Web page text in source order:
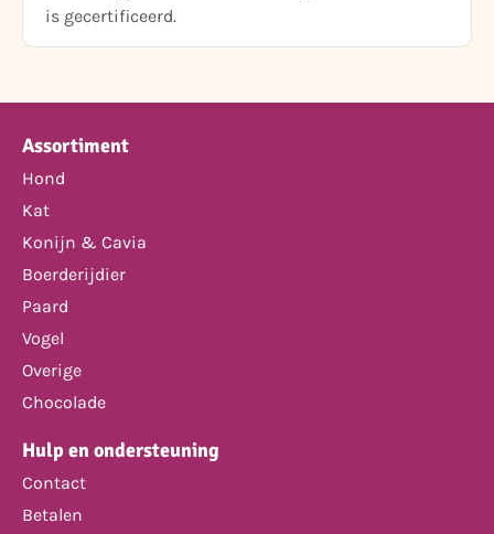
is gecertificeerd.
Assortiment
Hond
Kat
Konijn & Cavia
Boerderijdier
Paard
Vogel
Overige
Chocolade
Hulp en ondersteuning
Contact
Betalen